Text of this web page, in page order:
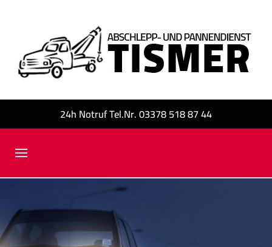
24h Notruf Tel.Nr. 03378 518 87 44